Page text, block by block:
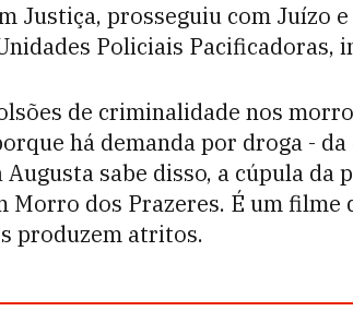
Justiça, prosseguiu com Juízo
Policiais Pacificadoras,
de criminalidade nos
há demanda por droga -
sabe disso, a cúpula da
Morro dos Prazeres. É um
produzem atritos.